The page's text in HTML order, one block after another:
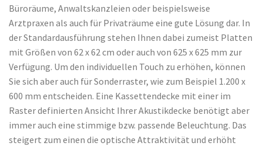
Büroräume, Anwaltskanzleien oder beispielsweise
Arztpraxen als auch für Privaträume eine gute Lösung dar. In
der Standardausführung stehen Ihnen dabei zumeist Platten
mit Größen von 62 x 62 cm oder auch von 625 x 625 mm zur
Verfügung. Um den individuellen Touch zu erhöhen, können
Sie sich aber auch für Sonderraster, wie zum Beispiel 1.200 x
600 mm entscheiden. Eine Kassettendecke mit einer im
Raster definierten Ansicht Ihrer Akustikdecke benötigt aber
immer auch eine stimmige bzw. passende Beleuchtung. Das
steigert zum einen die optische Attraktivität und erhöht